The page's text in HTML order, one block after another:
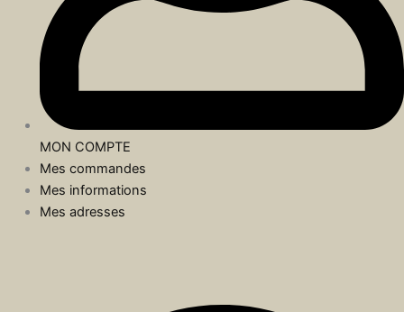
MON COMPTE
Mes commandes
Mes informations
Mes adresses